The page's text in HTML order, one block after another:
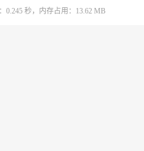
0.245 秒，内存占用：13.62 MB